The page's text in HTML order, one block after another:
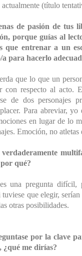
actualmente (título
de pasión de tus
porque guías al
que entrenar a un
para hacerlo
que lo que un
con respecto al acto.
de dos personajes
Para abreviar,
en lugar de lo
Emoción, no
verdaderamente
qué?
una pregunta difícil,
que elegir,
otras posibilidades.
por la clave
¿qué me dirías?